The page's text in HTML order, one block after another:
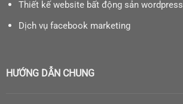
Thiết kế website bất động sản wordpress
Dịch vụ facebook marketing
HƯỚNG DẪN CHUNG